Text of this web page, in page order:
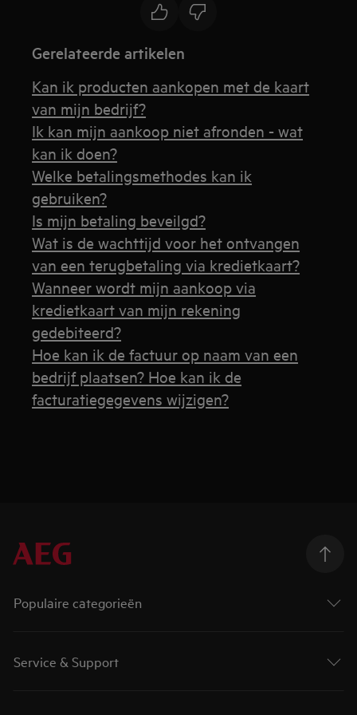
Gerelateerde artikelen
Kan ik producten aankopen met de kaart
van mijn bedrijf?
Ik kan mijn aankoop niet afronden - wat
kan ik doen?
Welke betalingsmethodes kan ik
gebruiken?
Is mijn betaling beveilgd?
Wat is de wachttijd voor het ontvangen
van een terugbetaling via kredietkaart?
Wanneer wordt mijn aankoop via
kredietkaart van mijn rekening
gedebiteerd?
Hoe kan ik de factuur op naam van een
bedrijf plaatsen? Hoe kan ik de
facturatiegegevens wijzigen?
Populaire categorieën
Service & Support